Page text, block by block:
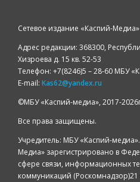
Сетевое издание «Каспий-Медиа»
Адрес редакции: 368300,
Хизроева д. 15 кв. 52-53
Телефон: +7(8246)5 – 28-60 МБУ
E-mail: Kas62@yandex.ru
©️МБУ «Каспий-медиа», 2017-
Все права защищены.
Учредитель: МБУ «Каспий-
Медиа» зарегистрировано в
сфере связи, информационных
коммуникаций (Роскомнадзор)21